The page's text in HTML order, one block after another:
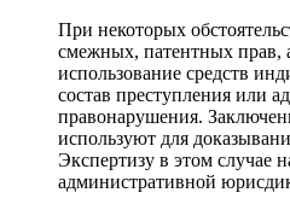
При некоторых
смежных, патентных прав,
использование средств
состав преступления или
правонарушения.
используют для
Экспертизу в этом случае
административной